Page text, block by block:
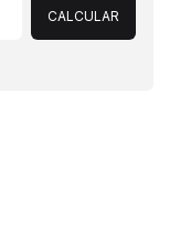
CALCULAR